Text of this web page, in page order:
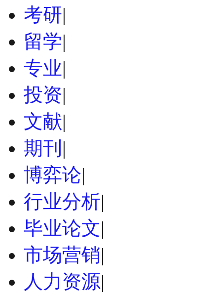
考研|
留学|
专业|
投资|
文献|
期刊 |
博弈论|
行业分析|
毕业论文|
市场营销|
人力资源|